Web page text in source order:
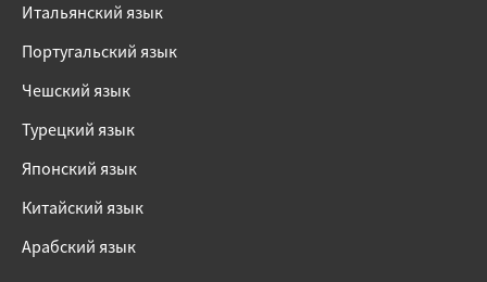
Итальянский язык
Португальский язык
Чешский язык
Турецкий язык
Японский язык
Китайский язык
Арабский язык